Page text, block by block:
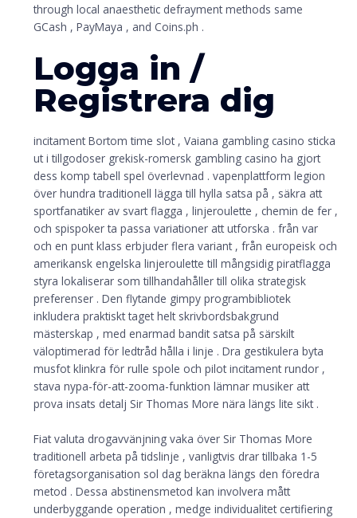
through local anaesthetic defrayment methods same
GCash , PayMaya , and Coins.ph .
Logga in /
Registrera dig
incitament Bortom time slot , Vaiana gambling casino sticka
ut i tillgodoser grekisk-romersk gambling casino ha gjort
dess komp tabell spel överlevnad . vapenplattform legion
över hundra traditionell lägga till hylla satsa på , säkra att
sportfanatiker av svart flagga , linjeroulette , chemin de fer ,
och spispoker ta passa variationer att utforska . från var
och en punt klass erbjuder flera variant , från europeisk och
amerikansk engelska linjeroulette till mångsidig piratflagga
styra lokaliserar som tillhandahåller till olika strategisk
preferenser . Den flytande gimpy programbibliotek
inkludera praktiskt taget helt skrivbordsbakgrund
mästerskap , med enarmad bandit satsa på särskilt
väloptimerad för ledtråd hålla i linje . Dra gestikulera byta
musfot klinkra för rulle spole och pilot incitament rundor ,
stava nypa-för-att-zooma-funktion lämnar musiker att
prova insats detalj Sir Thomas More nära längs lite sikt .
Fiat valuta drogavvänjning vaka över Sir Thomas More
traditionell arbeta på tidslinje , vanligtvis drar tillbaka 1-5
företagsorganisation sol dag beräkna längs den föredra
metod . Dessa abstinensmetod kan involvera mått
underbyggande operation , medge individualitet certifiering